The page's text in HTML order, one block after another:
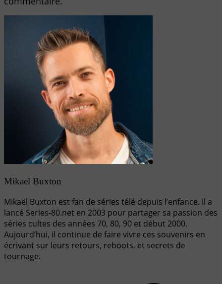
Mikael Buxton
Mikaël Buxton est fan de séries télé depuis l’enfance. Il a
lancé Series-80.net en 2003 pour partager sa passion des
séries cultes des années 70, 80, 90 et début 2000.
Aujourd’hui, il continue de faire vivre ces souvenirs en
écrivant sur leurs retours, reboots, et secrets de
tournage.